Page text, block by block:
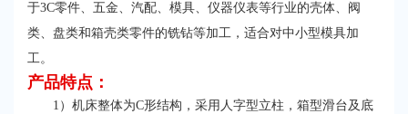
于3C零件、五金、汽配、模具、仪器仪表等行业的壳体、阀
类、盘类和箱壳类零件的铣钻等加工，适合对中小型模具加
工。
产品特点：
1）机床整体为C形结构，采用人字型立柱，箱型滑台及底